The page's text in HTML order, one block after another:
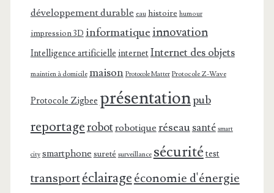
développement durable eau histoire humour
impression 3D informatiqueinnovation
Intelligence artificielle internet Internet des objets
maintien à domicile maison Protocole Matter Protocole Z-Wave
Protocole Zigbee présentationpub
reportagerobotrobotique réseausanté smart
city smartphone sureté surveillance sécuritétest
transportéclairageéconomie d'énergie